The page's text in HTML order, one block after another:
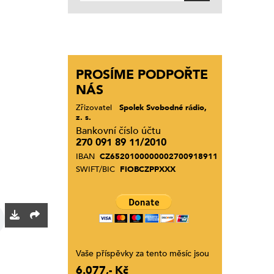
PROSÍME PODPOŘTE
NÁS
Zřizovatel
Spolek Svobodné rádio,
z. s.
Bankovní číslo účtu
270 091 89 11/2010
IBAN CZ6520100000002700918911
SWIFT/BIC FIOBCZPPXXX
Vaše příspěvky za tento měsíc jsou
6.077,- Kč